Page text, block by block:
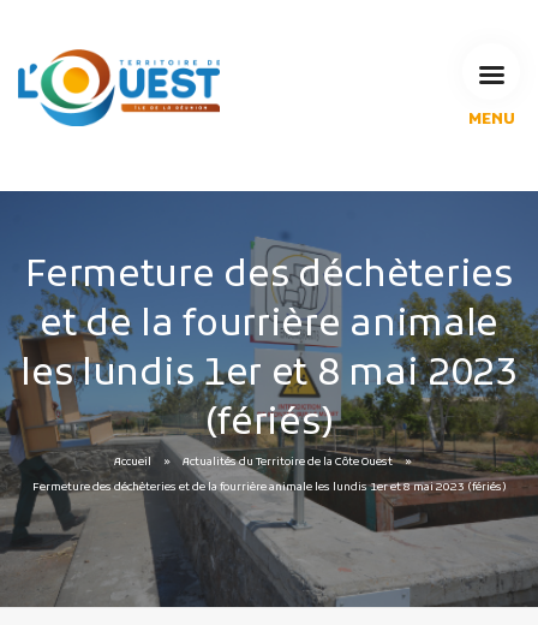
MENU
Espace Pédagogique
RECHERCHE
CALENDRIERS DE COLLECTE
MES DÉMARCHES
Fermeture des déchèteries
et de la fourrière animale
les lundis 1er et 8 mai 2023
(fériés)
Accueil
Actualités du Territoire de la Côte Ouest
Fermeture des déchèteries et de la fourrière animale les lundis 1er et 8 mai 2023 (fériés)